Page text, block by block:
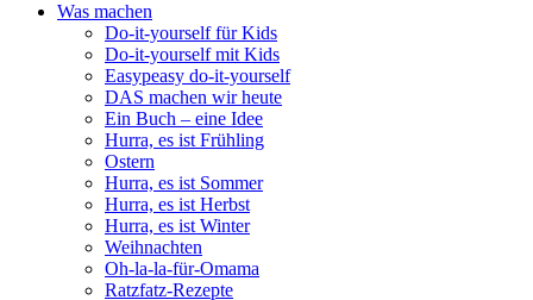
Was machen
Do-it-yourself für Kids
Do-it-yourself mit Kids
Easypeasy do-it-yourself
DAS machen wir heute
Ein Buch – eine Idee
Hurra, es ist Frühling
Ostern
Hurra, es ist Sommer
Hurra, es ist Herbst
Hurra, es ist Winter
Weihnachten
Oh-la-la-für-Omama
Ratzfatz-Rezepte